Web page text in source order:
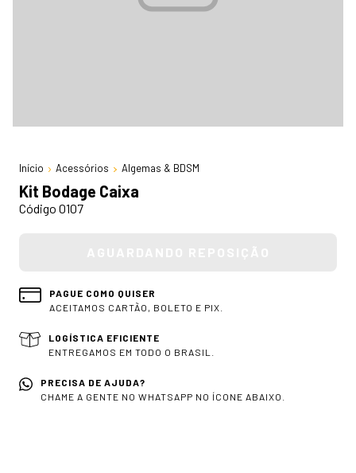
Início Acessórios Algemas & BDSM
Kit Bodage Caixa
Código 0107
PAGUE COMO QUISER
ACEITAMOS CARTÃO, BOLETO E PIX.
LOGÍSTICA EFICIENTE
ENTREGAMOS EM TODO O BRASIL.
PRECISA DE AJUDA?
CHAME A GENTE NO WHATSAPP NO ÍCONE ABAIXO.